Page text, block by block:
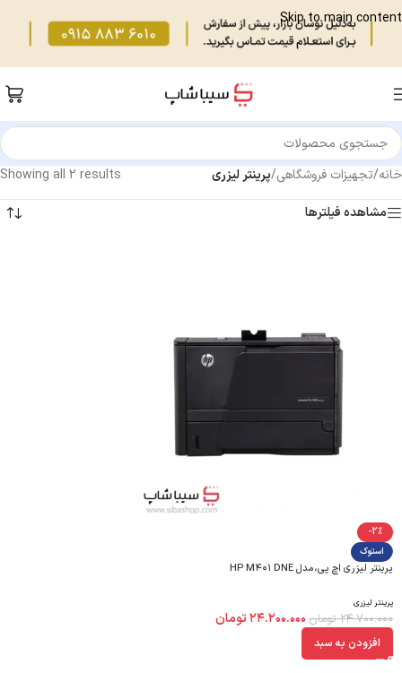
Skip to main content
خانه/تجهیزات فروشگاهی/پرینتر لیزری
Showing all 2 results
مشاهده فیلترها
-2%
استوک
پرینتر لیزری اچ پی،مدل HP M۴۰۱ DNE
پرینتر لیزری
۲۴.۷۰۰.۰۰۰ تومان ۲۴.۲۰۰.۰۰۰تومان
افزودن به سبد